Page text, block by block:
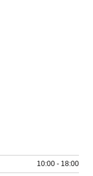
10:00 - 18:00